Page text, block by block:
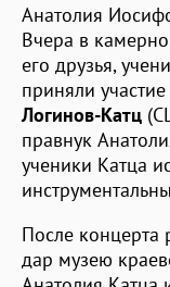
Анатолия
Вчера в
его друзья,
приняли
Логинов-Катц
правнук
ученики Катца
После концерта
дар музею